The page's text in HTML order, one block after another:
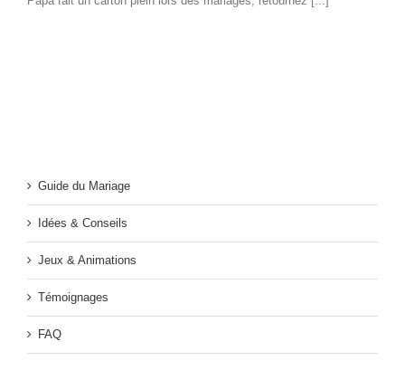
Guide du Mariage
Idées & Conseils
Jeux & Animations
Témoignages
FAQ